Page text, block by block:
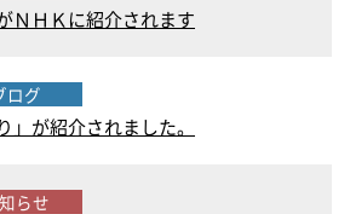
ＮＨＫに紹介されます
ログ
」が紹介されました。
らせ